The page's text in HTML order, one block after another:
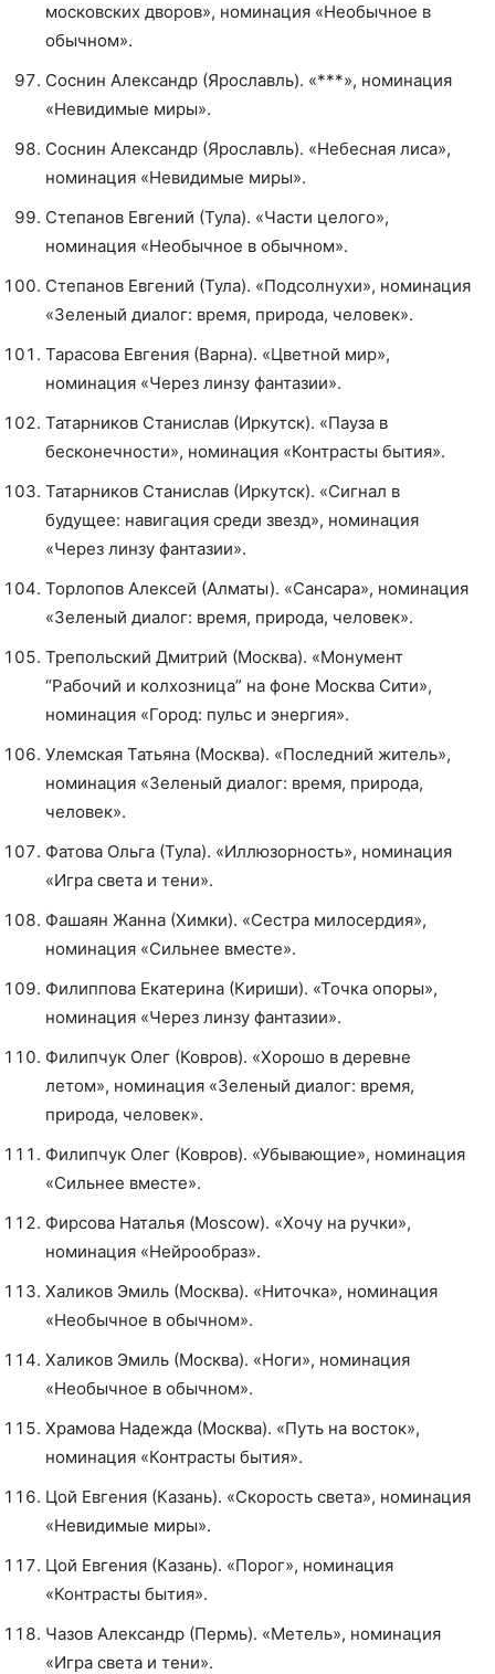
московских дворов», номинация «Необычное в
обычном».
Соснин Александр (Ярославль). «***», номинация
«Невидимые миры».
Соснин Александр (Ярославль). «Небесная лиса»,
номинация «Невидимые миры».
Степанов Евгений (Тула). «Части целого»,
номинация «Необычное в обычном».
Степанов Евгений (Тула). «Подсолнухи», номинация
«Зеленый диалог: время, природа, человек».
Тарасова Евгения (Варна). «Цветной мир»,
номинация «Через линзу фантазии».
Татарников Станислав (Иркутск). «Пауза в
бесконечности», номинация «Контрасты бытия».
Татарников Станислав (Иркутск). «Сигнал в
будущее: навигация среди звезд», номинация
«Через линзу фантазии».
Торлопов Алексей (Алматы). «Сансара», номинация
«Зеленый диалог: время, природа, человек».
Трепольский Дмитрий (Москва). «Монумент
“Рабочий и колхозница” на фоне Москва Сити»,
номинация «Город: пульс и энергия».
Улемская Татьяна (Москва). «Последний житель»,
номинация «Зеленый диалог: время, природа,
человек».
Фатова Ольга (Тула). «Иллюзорность», номинация
«Игра света и тени».
Фашаян Жанна (Химки). «Сестра милосердия»,
номинация «Сильнее вместе».
Филиппова Екатерина (Кириши). «Точка опоры»,
номинация «Через линзу фантазии».
Филипчук Олег (Ковров). «Хорошо в деревне
летом», номинация «Зеленый диалог: время,
природа, человек».
Филипчук Олег (Ковров). «Убывающие», номинация
«Сильнее вместе».
Фирсова Наталья (Moscow). «Хочу на ручки»,
номинация «Нейрообраз».
Халиков Эмиль (Москва). «Ниточка», номинация
«Необычное в обычном».
Халиков Эмиль (Москва). «Ноги», номинация
«Необычное в обычном».
Храмова Надежда (Москва). «Путь на восток»,
номинация «Контрасты бытия».
Цой Евгения (Казань). «Скорость света», номинация
«Невидимые миры».
Цой Евгения (Казань). «Порог», номинация
«Контрасты бытия».
Чазов Александр (Пермь). «Метель», номинация
«Игра света и тени».